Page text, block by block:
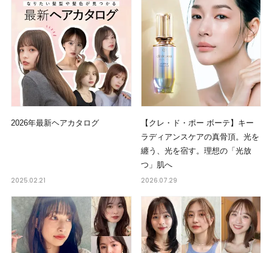
2026年最新ヘアカタログ
2025.02.21
【クレ・ド・ポー ボーテ】キー
ラディアンスケアの真骨頂。光を
纏う、光を宿す。理想の「光放
つ」肌へ
2026.07.29